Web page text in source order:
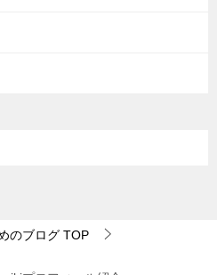
のブログ TOP